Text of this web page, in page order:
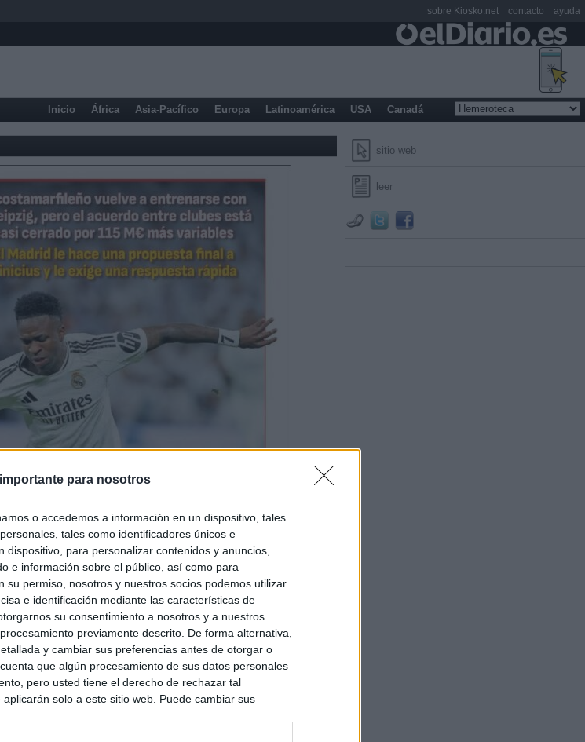
para nosotros
o accedemos a información en un dispositivo, tales
tales como identificadores únicos e
dispositivo, para personalizar contenidos y anuncios,
e información sobre el público, así como para
su permiso, nosotros y nuestros socios podemos utilizar
e identificación mediante las características de
su consentimiento a nosotros y a nuestros
previamente descrito. De forma alternativa,
y cambiar sus preferencias antes de otorgar o
que algún procesamiento de sus datos personales
pero usted tiene el derecho de rechazar tal
solo a este sitio web. Puede cambiar sus
Inicio África Asia-Pacífico Europa Latinoamérica USA Canadá
sitio web
leer
sobre Kiosko.net contacto ayuda